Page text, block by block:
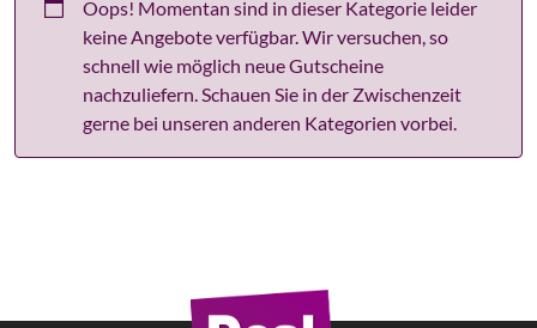
Oops! Momentan sind in dieser Kategorie leider
keine Angebote verfügbar. Wir versuchen, so
schnell wie möglich neue Gutscheine
nachzuliefern. Schauen Sie in der Zwischenzeit
gerne bei unseren anderen Kategorien vorbei.